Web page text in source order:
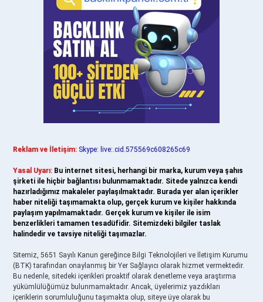
Reklam ve İletişim: Skype: live:.cid.575569c608265c69
Yasal Uyarı: Bu internet sitesi, herhangi bir marka, kurum veya şahıs
şirketi ile hiçbir bağlantısı bulunmamaktadır. Sitede yalnızca kendi
hazırladığımız makaleler paylaşılmaktadır. Burada yer alan içerikler
haber niteliği taşımamakta olup, gerçek kurum ve kişiler hakkında
paylaşım yapılmamaktadır. Gerçek kurum ve kişiler ile isim
benzerlikleri tamamen tesadüfidir. Sitemizdeki bilgiler taslak
halindedir ve tavsiye niteliği taşımazlar.
Sitemiz, 5651 Sayılı Kanun gereğince Bilgi Teknolojileri ve İletişim Kurumu
(BTK) tarafından onaylanmış bir Yer Sağlayıcı olarak hizmet vermektedir.
Bu nedenle, sitedeki içerikleri proaktif olarak denetleme veya araştırma
yükümlülüğümüz bulunmamaktadır. Ancak, üyelerimiz yazdıkları
içeriklerin sorumluluğunu taşımakta olup, siteye üye olarak bu